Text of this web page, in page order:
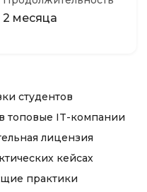
2 месяца
студентов
топовые IT-компании
лицензия
кейсах
практики